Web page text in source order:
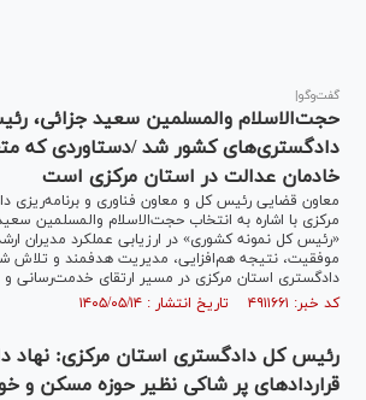
گفت‌و‌گو|
حجت‌الاسلام والمسلمین سعید جزائی،
دادگستری‌های کشور شد /دستاوردی که
خادمان عدالت در استان مرکزی است
معاون قضایی رئیس کل و معاون فناوری و برنامه‌ریزی
مرکزی با اشاره به انتخاب حجت‌الاسلام والمسلمین
«رئیس کل نمونه کشوری» در ارزیابی عملکرد مدیران
موفقیت، نتیجه هم‌افزایی، مدیریت هدفمند و تلاش
دادگستری استان مرکزی در مسیر ارتقای خدمت‌رسانی
کد خبر: ۴۹۱۱۶۶۱ تاریخ انتشار : ۱۴۰۵/۰۵/۱۴
رئیس کل دادگستری استان مرکزی: نهاد
قرارداد‌های پر شاکی نظیر حوزه مسکن و